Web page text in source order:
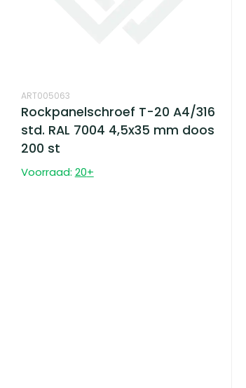
ART005063
Rockpanelschroef T-20 A4/316
std. RAL 7004 4,5x35 mm doos
200 st
Voorraad: 20+